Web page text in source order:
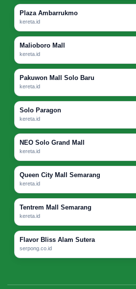
Plaza Ambarrukmo
kereta.id
Malioboro Mall
kereta.id
Pakuwon Mall Solo Baru
kereta.id
Solo Paragon
kereta.id
NEO Solo Grand Mall
kereta.id
Queen City Mall Semarang
kereta.id
Tentrem Mall Semarang
kereta.id
Flavor Bliss Alam Sutera
serpong.co.id